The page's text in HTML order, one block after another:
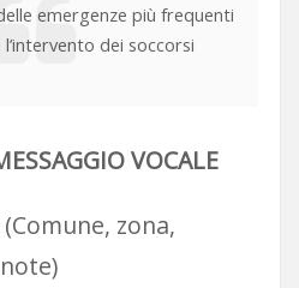
emergenze più frequenti
dei soccorsi
VOCALE
(Comune, zona,